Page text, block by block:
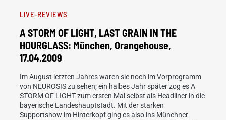
LIVE-REVIEWS
A STORM OF LIGHT, LAST GRAIN IN THE
HOURGLASS: München, Orangehouse,
17.04.2009
Im August letzten Jahres waren sie noch im Vorprogramm
von NEUROSIS zu sehen; ein halbes Jahr später zog es A
STORM OF LIGHT zum ersten Mal selbst als Headliner in die
bayerische Landeshauptstadt. Mit der starken
Supportshow im Hinterkopf ging es also ins Münchner